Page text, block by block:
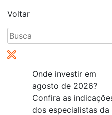
Voltar
Pesquisar
por:
Onde investir em
agosto de 2026?
Confira as
dos especialistas da